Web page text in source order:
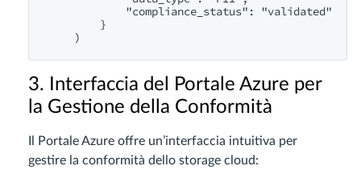
            "compliance_status": "validated"
        }
3. Interfaccia del Portale Azure per
la Gestione della Conformità
Il Portale Azure offre un’interfaccia intuitiva per
gestire la conformità dello storage cloud: